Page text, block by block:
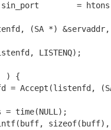
=
(SA *) &servaddr,
LISTENQ);
) {
(SA
sizeof(buff),